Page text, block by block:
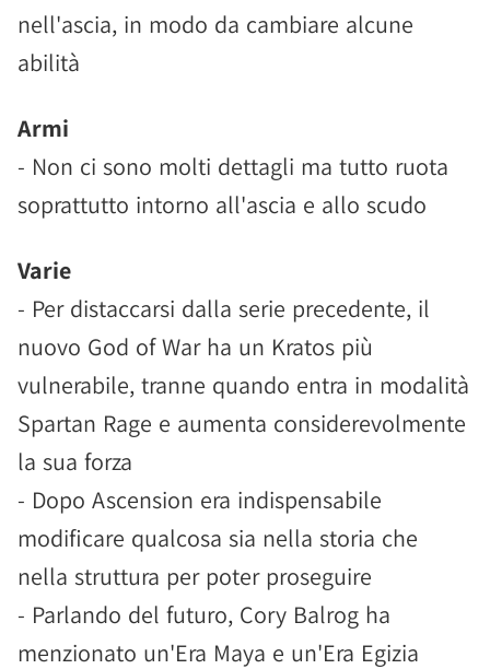
nell'ascia, in modo da cambiare alcune
abilità
Armi
- Non ci sono molti dettagli ma tutto ruota
soprattutto intorno all'ascia e allo scudo
Varie
- Per distaccarsi dalla serie precedente, il
nuovo God of War ha un Kratos più
vulnerabile, tranne quando entra in modalità
Spartan Rage e aumenta considerevolmente
la sua forza
- Dopo Ascension era indispensabile
modificare qualcosa sia nella storia che
nella struttura per poter proseguire
- Parlando del futuro, Cory Balrog ha
menzionato un'Era Maya e un'Era Egizia